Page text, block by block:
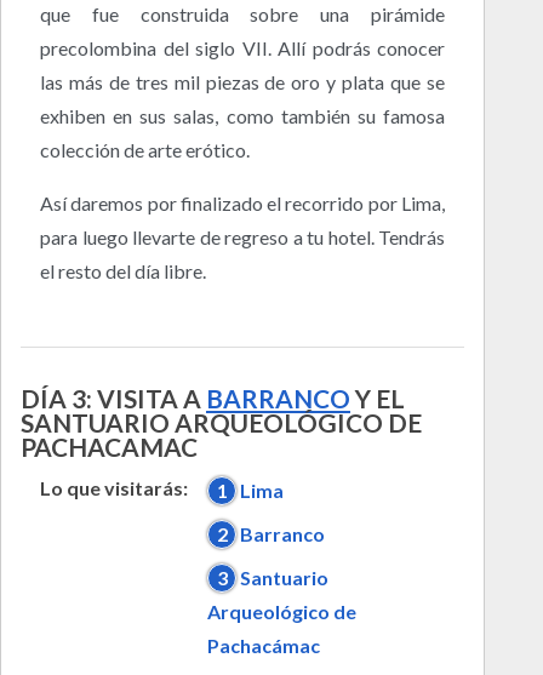
que fue construida sobre una pirámide
precolombina del siglo VII. Allí podrás conocer
las más de tres mil piezas de oro y plata que se
exhiben en sus salas, como también su famosa
colección de arte erótico.
Así daremos por finalizado el recorrido por Lima,
para luego llevarte de regreso a tu hotel. Tendrás
el resto del día libre.
DÍA 3: VISITA A BARRANCOY EL
SANTUARIO ARQUEOLÓGICO DE
PACHACAMAC
Lo que visitarás: 1
Lima
2
Barranco
3 Santuario
Arqueológico de
Pachacámac